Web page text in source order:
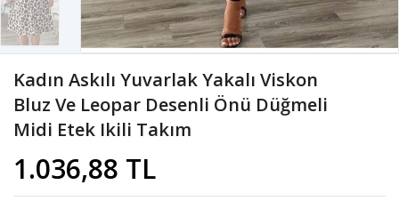
Kadın Askılı Yuvarlak Yakalı Viskon
Bluz Ve Leopar Desenli Önü Düğmeli
Midi Etek Ikili Takım
1.036,88 TL